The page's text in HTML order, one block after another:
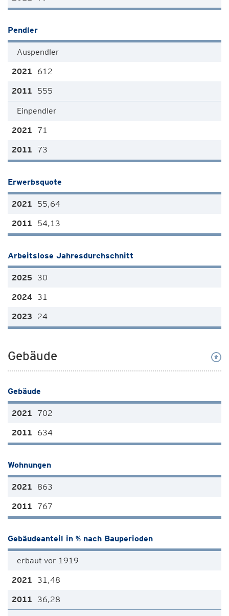
Pendler
Auspendler
612
555
Einpendler
71
73
Erwerbsquote
55,64
54,13
Arbeitslose Jahresdurchschnitt
30
31
24
Gebäude
Gebäude
702
634
Wohnungen
863
767
Gebäudeanteil in % nach Bauperioden
erbaut vor 1919
31,48
36,28